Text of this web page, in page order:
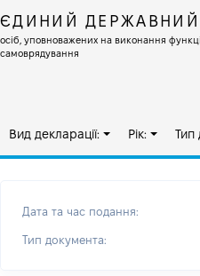
ЄДИНИЙ ДЕРЖАВНИЙ
осіб, уповноважених на виконання
самоврядування
Вид декларації: Рік: Тип
Дата та час подання:
Тип документа: